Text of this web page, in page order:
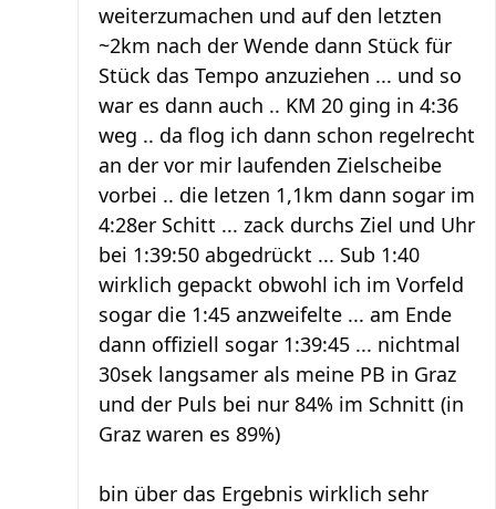
weiterzumachen und auf den letzten
~2km nach der Wende dann Stück für
Stück das Tempo anzuziehen ... und so
war es dann auch .. KM 20 ging in 4:36
weg .. da flog ich dann schon regelrecht
an der vor mir laufenden Zielscheibe
vorbei .. die letzen 1,1km dann sogar im
4:28er Schitt ... zack durchs Ziel und Uhr
bei 1:39:50 abgedrückt ... Sub 1:40
wirklich gepackt obwohl ich im Vorfeld
sogar die 1:45 anzweifelte ... am Ende
dann offiziell sogar 1:39:45 ... nichtmal
30sek langsamer als meine PB in Graz
und der Puls bei nur 84% im Schnitt (in
Graz waren es 89%)
bin über das Ergebnis wirklich sehr